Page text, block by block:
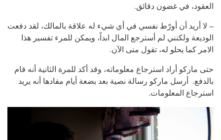
العقود، في غضون دقائق.
– لا أريد أن أورّط نفسي في أي شيء له علاقة بالمالك، لقد دفعت
الوديعة ولكنني لم أسترجع المال ابداً، ويمكن للمرء تفسير هذا
الامر كما يحلو له، تقول منى الآن.
حتى ماركو أراد استرجاع معلوماته، وقد أكد للمرة الثانية أنه قام
بالدفع. أرسل ماركو رسالة نصية بعد بضعة أيام مفادها أنه يريد
استرجاع المعلومات.